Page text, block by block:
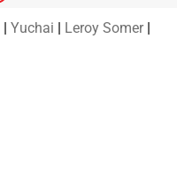
| Yuchai | Leroy Somer |